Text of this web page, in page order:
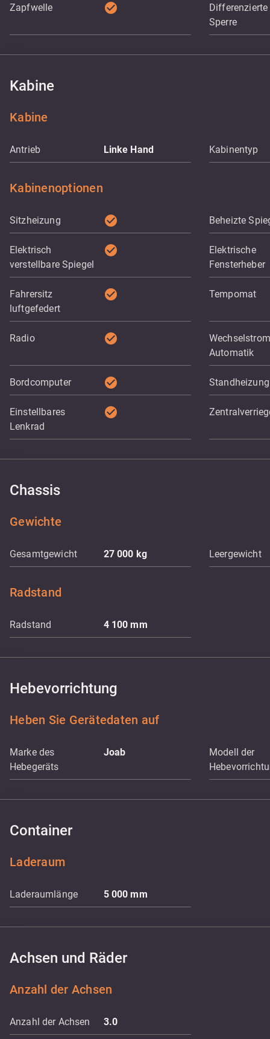
Zapfwelle check_circle
Differenzierte
Sperre
Kabine
Kabine
Antrieb Linke Hand Kabinentyp
Kabinenoptionen
Sitzheizung check_circle Beheizte
Elektrisch
verstellbare Spiegel
check_circle
Elektrische
Fensterheber
Fahrersitz
luftgefedert
check_circle Tempomat
Radio check_circle
Wechselstrom
Automatik
Bordcomputer check_circle Standheizung
Einstellbares
Lenkrad
check_circle
Chassis
Gewichte
Gesamtgewicht 27 000 kg Leergewicht
Radstand
Radstand 4 100mm
Hebevorrichtung
Heben Sie Gerätedaten auf
Marke des
Hebegeräts
Joab
Modell der
Container
Laderaum
Laderaumlänge 5 000mm
Achsen und Räder
Anzahl der Achsen
Anzahl der Achsen 3.0